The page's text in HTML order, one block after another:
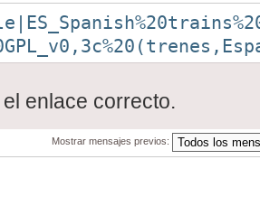
enlace correcto.
Mostrar mensajes previos: